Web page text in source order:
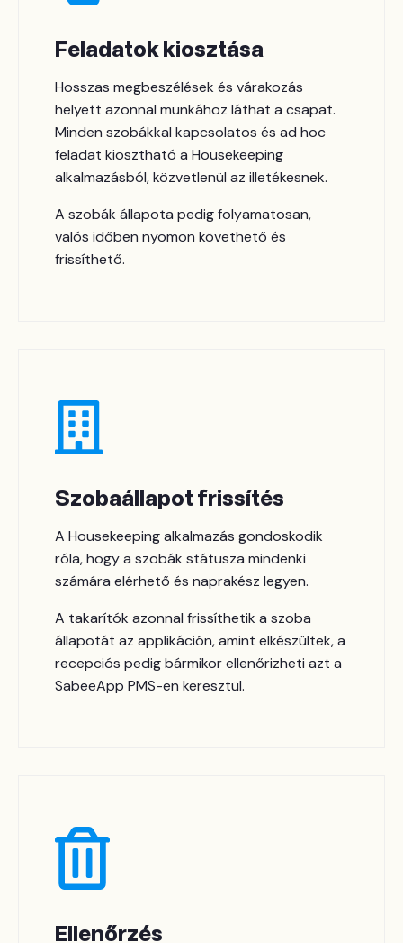
Feladatok kiosztása
Hosszas megbeszélések és várakozás
helyett azonnal munkához láthat a csapat.
Minden szobákkal kapcsolatos és ad hoc
feladat kiosztható a Housekeeping
alkalmazásból, közvetlenül az illetékesnek.
A szobák állapota pedig folyamatosan,
valós időben nyomon követhető és
frissíthető.
Szobaállapot frissítés
A Housekeeping alkalmazás gondoskodik
róla, hogy a szobák státusza mindenki
számára elérhető és naprakész legyen.
A takarítók azonnal frissíthetik a szoba
állapotát az applikáción, amint elkészültek, a
recepciós pedig bármikor ellenőrizheti azt a
SabeeApp PMS-en keresztül.
Ellenőrzés